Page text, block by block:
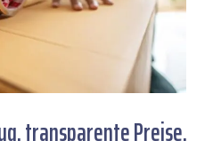
transparente Preise.